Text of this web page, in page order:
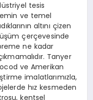
tesis
ve temel
altını çizen
çerçevesinde
ne kadar
Tanyer
ve Amerikan
imalatlarımızla,
hız kesmeden
kentsel